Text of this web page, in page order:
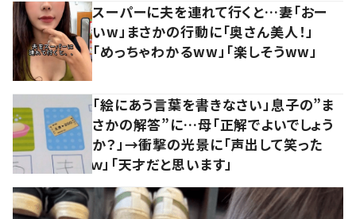
スーパーに夫を連れて行くと…妻「おー
いw」まさかの行動に「奥さん美人！」
「めっちゃわかるww」「楽しそうww」
「絵にあう言葉を書きなさい」息子の”ま
さかの解答”に…母「正解でよいでしょう
か？」→衝撃の光景に「声出して笑った
ｗ」「天才だと思います」